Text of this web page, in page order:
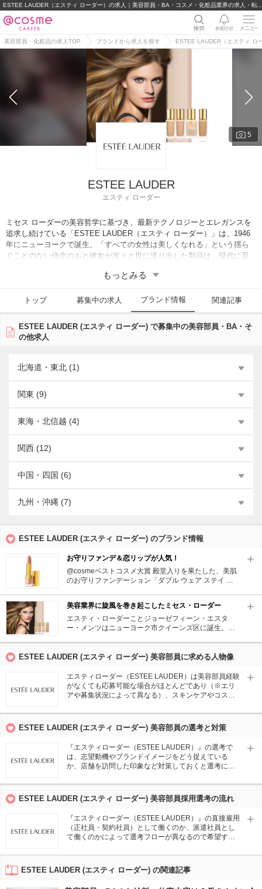
美容部員・化粧品の求人TOP ブランドから求人を探す ESTEE LAUDER（エスティ ロ
5
ESTEE LAUDER
エスティ ローダー
ミセス ローダーの美容哲学に基づき、最新テクノロジーとエレガンスを
追求し続けている「ESTEE LAUDER（エスティ ローダー）」は、1946
年にニューヨークで誕生。「すべての女性は美しくなれる」という揺ら
ぐことのない信念のもと彼女が次々と世に送り出した製品は、現代に至
アットコスメキャリアでは全国の様々な店舗で美容部員の求人が掲載さ
れることがある。
もっとみる
トップ 募集中の求人 ブランド情報 関連記事
ESTEE LAUDER (エスティ ローダー) で募集中の美容部員・BA・そ
の他求人
北海道・東北 (1)
関東 (9)
東海・北信越 (4)
関西 (12)
中国・四国 (6)
九州・沖縄 (7)
ESTEE LAUDER (エスティ ローダー) のブランド情報
お守りファンデ＆恋リップが人気！
@cosmeベストコスメ大賞 殿堂入りを果たした、美肌
のお守りファンデーション「ダブル ウェア ステイ イ
大な支持を得ている。また、ピュアカラークリスタル
シアーリップスティックは、つけると恋がかなう「恋
コスメ」としても話題に。メイクアップ商品に定評の
美容業界に旋風を巻き起こしたミセス・ローダー
エスティ・ローダーことジョーゼフィーン・エスタ
ー・メンツはニューヨーク市クイーンズ区に誕生。も
化粧品の販売を開始。万能クリーム、クリーム状のパ
た4種類の商品でエスティ ローダーブランドを創立、
後に美容業界に旋風を巻き起こす。エスティという名
は苗字のニックネームが由来。
ESTEE LAUDER (エスティ ローダー) 美容部員に求める人物像
エスティローダー（ESTEE LAUDER）は美容部員経験
がなくても応募可能な場合がほとんどであり（※エリ
アや募集状況によって異なる）、スキンケアやコスメ
が採用される傾向にある。またエスティローダー
（ESTEE LAUDER）が好きで、一緒にブランドの魅力
を伝えていける方を求めており、協調性も大切にして
いるためチームワークを大切にできるかがポイントと
なる。
ESTEE LAUDER (エスティ ローダー) 美容部員の選考と対策
『エスティローダー（ESTEE LAUDER）』の選考で
は、志望動機やブランドイメージをどう捉えている
か、店舗を訪問した印象など対策しておくと選考に役
よく言われるか」「仕事のどこにやりがいを感じる
か」など自己分析をしておくと安心である。
ESTEE LAUDER (エスティ ローダー) 美容部員採用選考の流れ
『エスティローダー（ESTEE LAUDER）』の直接雇用
（正社員・契約社員）として働くのか、派遣社員とし
て働くのかによって選考フローが異なるので希望する
正社員・契約社員募集の場合：アットコスメキャリア
等の求人からエントリー→書類選考→面接 1～2回（オ
ンラインまたは対面にて）→適正試験→内定・ご入社
ESTEE LAUDER (エスティ ローダー) の関連記事